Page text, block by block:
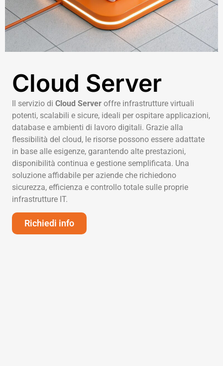
Cloud Server
Il servizio di Cloud Server offre infrastrutture virtuali
potenti, scalabili e sicure, ideali per ospitare applicazioni,
database e ambienti di lavoro digitali. Grazie alla
flessibilità del cloud, le risorse possono essere adattate
in base alle esigenze, garantendo alte prestazioni,
disponibilità continua e gestione semplificata. Una
soluzione affidabile per aziende che richiedono
sicurezza, efficienza e controllo totale sulle proprie
infrastrutture IT.
Richiedi info